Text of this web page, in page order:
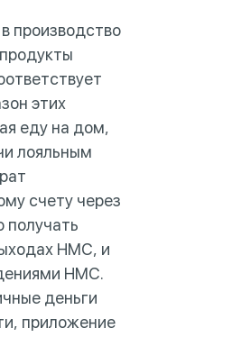
производство
этих
еду на дом,
лояльным
счету через
получать
HMC, и
HMC.
деньги
приложение